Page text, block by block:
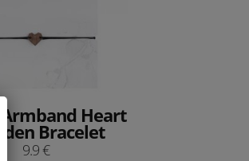
Armband Heart
Bracelet
9.9 €